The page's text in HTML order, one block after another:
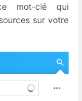
mot-clé qui
sur votre